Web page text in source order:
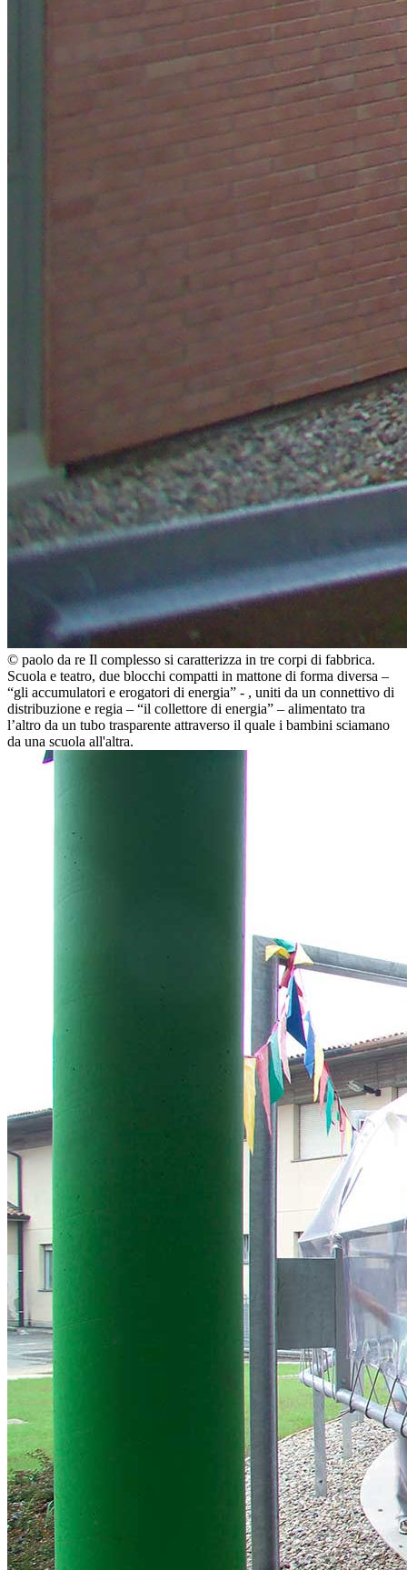
© paolo da re Il complesso si caratterizza in tre corpi di fabbrica.
Scuola e teatro, due blocchi compatti in mattone di forma diversa –
“gli accumulatori e erogatori di energia” - , uniti da un connettivo di
distribuzione e regia – “il collettore di energia” – alimentato tra
l’altro da un tubo trasparente attraverso il quale i bambini sciamano
da una scuola all'altra.